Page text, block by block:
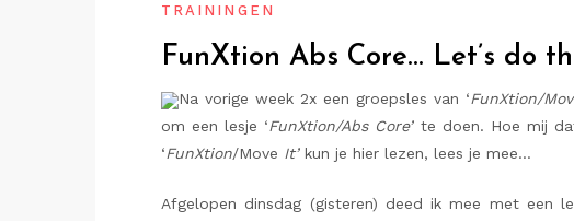
TRAININGEN
FunXtion Abs Core… Let’s do
Na vorige week 2x een groepsles van ‘FunXtion/
om een lesje ‘FunXtion/Abs Core’te doen. Hoe mij
‘FunXtion/Move It’kun je hier lezen, lees je mee…
Afgelopen dinsdag (gisteren) deed ik mee met een